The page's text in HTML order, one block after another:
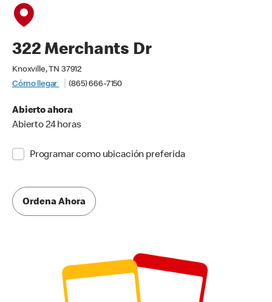
322 Merchants Dr
Knoxville, TN 37912
Cómo llegar
(865) 666-7150
Abierto ahora
Abierto 24 horas
Programar como ubicación preferida
Ordena Ahora